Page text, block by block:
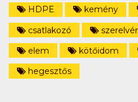
HDPE
kemény
csatlakozó
elem
kötőidom
hegesztős